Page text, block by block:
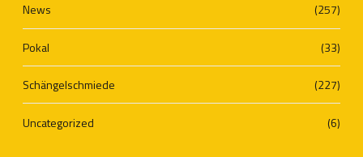
News (257)
Pokal (33)
Schängelschmiede (227)
Uncategorized (6)